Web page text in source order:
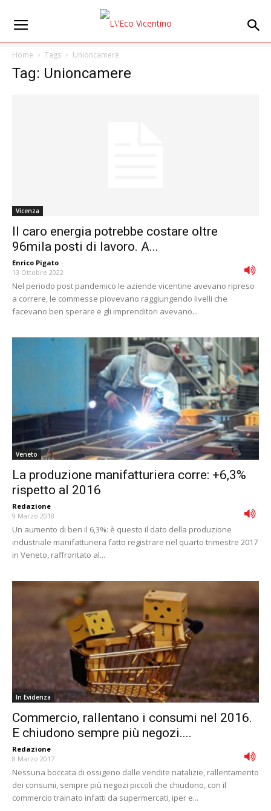
Home Tags Unioncamere
Tag: Unioncamere
Vicenza
Il caro energia potrebbe costare oltre
96mila posti di lavoro. A...
Enrico Pigato -
13 Ottobre 2022
Nel periodo post pandemico le aziende vicentine avevano ripreso
a correre, le commesse piovevano raggiungendo livelli che
facevano ben sperare e gli imprenditori avevano...
Veneto
La produzione manifatturiera corre: +6,3%
rispetto al 2016
Redazione -
9 Marzo 2018
Un aumento di ben il 6,3%: è questo il dato della produzione
industriale manifatturiera fatto registrare nel quarto trimestre 2017
in Veneto, raffrontato al...
In Evidenza
Commercio, rallentano i consumi nel 2016.
E chiudono sempre più negozi....
Redazione -
8 Marzo 2017
Nessuna boccata di ossigeno dalle vendite natalizie, rallentamento
dei consumi, sempre più negozi piccoli che chiudono, con il
commercio trainato infatti da supermercati, iper e...